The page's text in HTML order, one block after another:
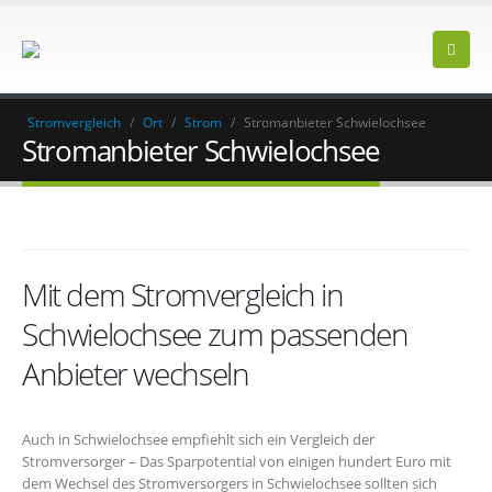
Stromvergleich / Ort / Strom / Stromanbieter Schwielochsee
Stromanbieter Schwielochsee
Mit dem Stromvergleich in
Schwielochsee zum passenden
Anbieter wechseln
Auch in Schwielochsee empfiehlt sich ein Vergleich der
Stromversorger – Das Sparpotential von einigen hundert Euro mit
dem Wechsel des Stromversorgers in Schwielochsee sollten sich